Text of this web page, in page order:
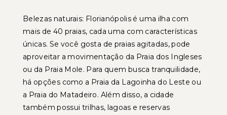
Belezas naturais: Florianópolis é uma ilha com
mais de 40 praias, cada uma com características
únicas. Se você gosta de praias agitadas, pode
aproveitar a movimentação da Praia dos Ingleses
ou da Praia Mole. Para quem busca tranquilidade,
há opções como a Praia da Lagoinha do Leste ou
a Praia do Matadeiro. Além disso, a cidade
também possui trilhas, lagoas e reservas